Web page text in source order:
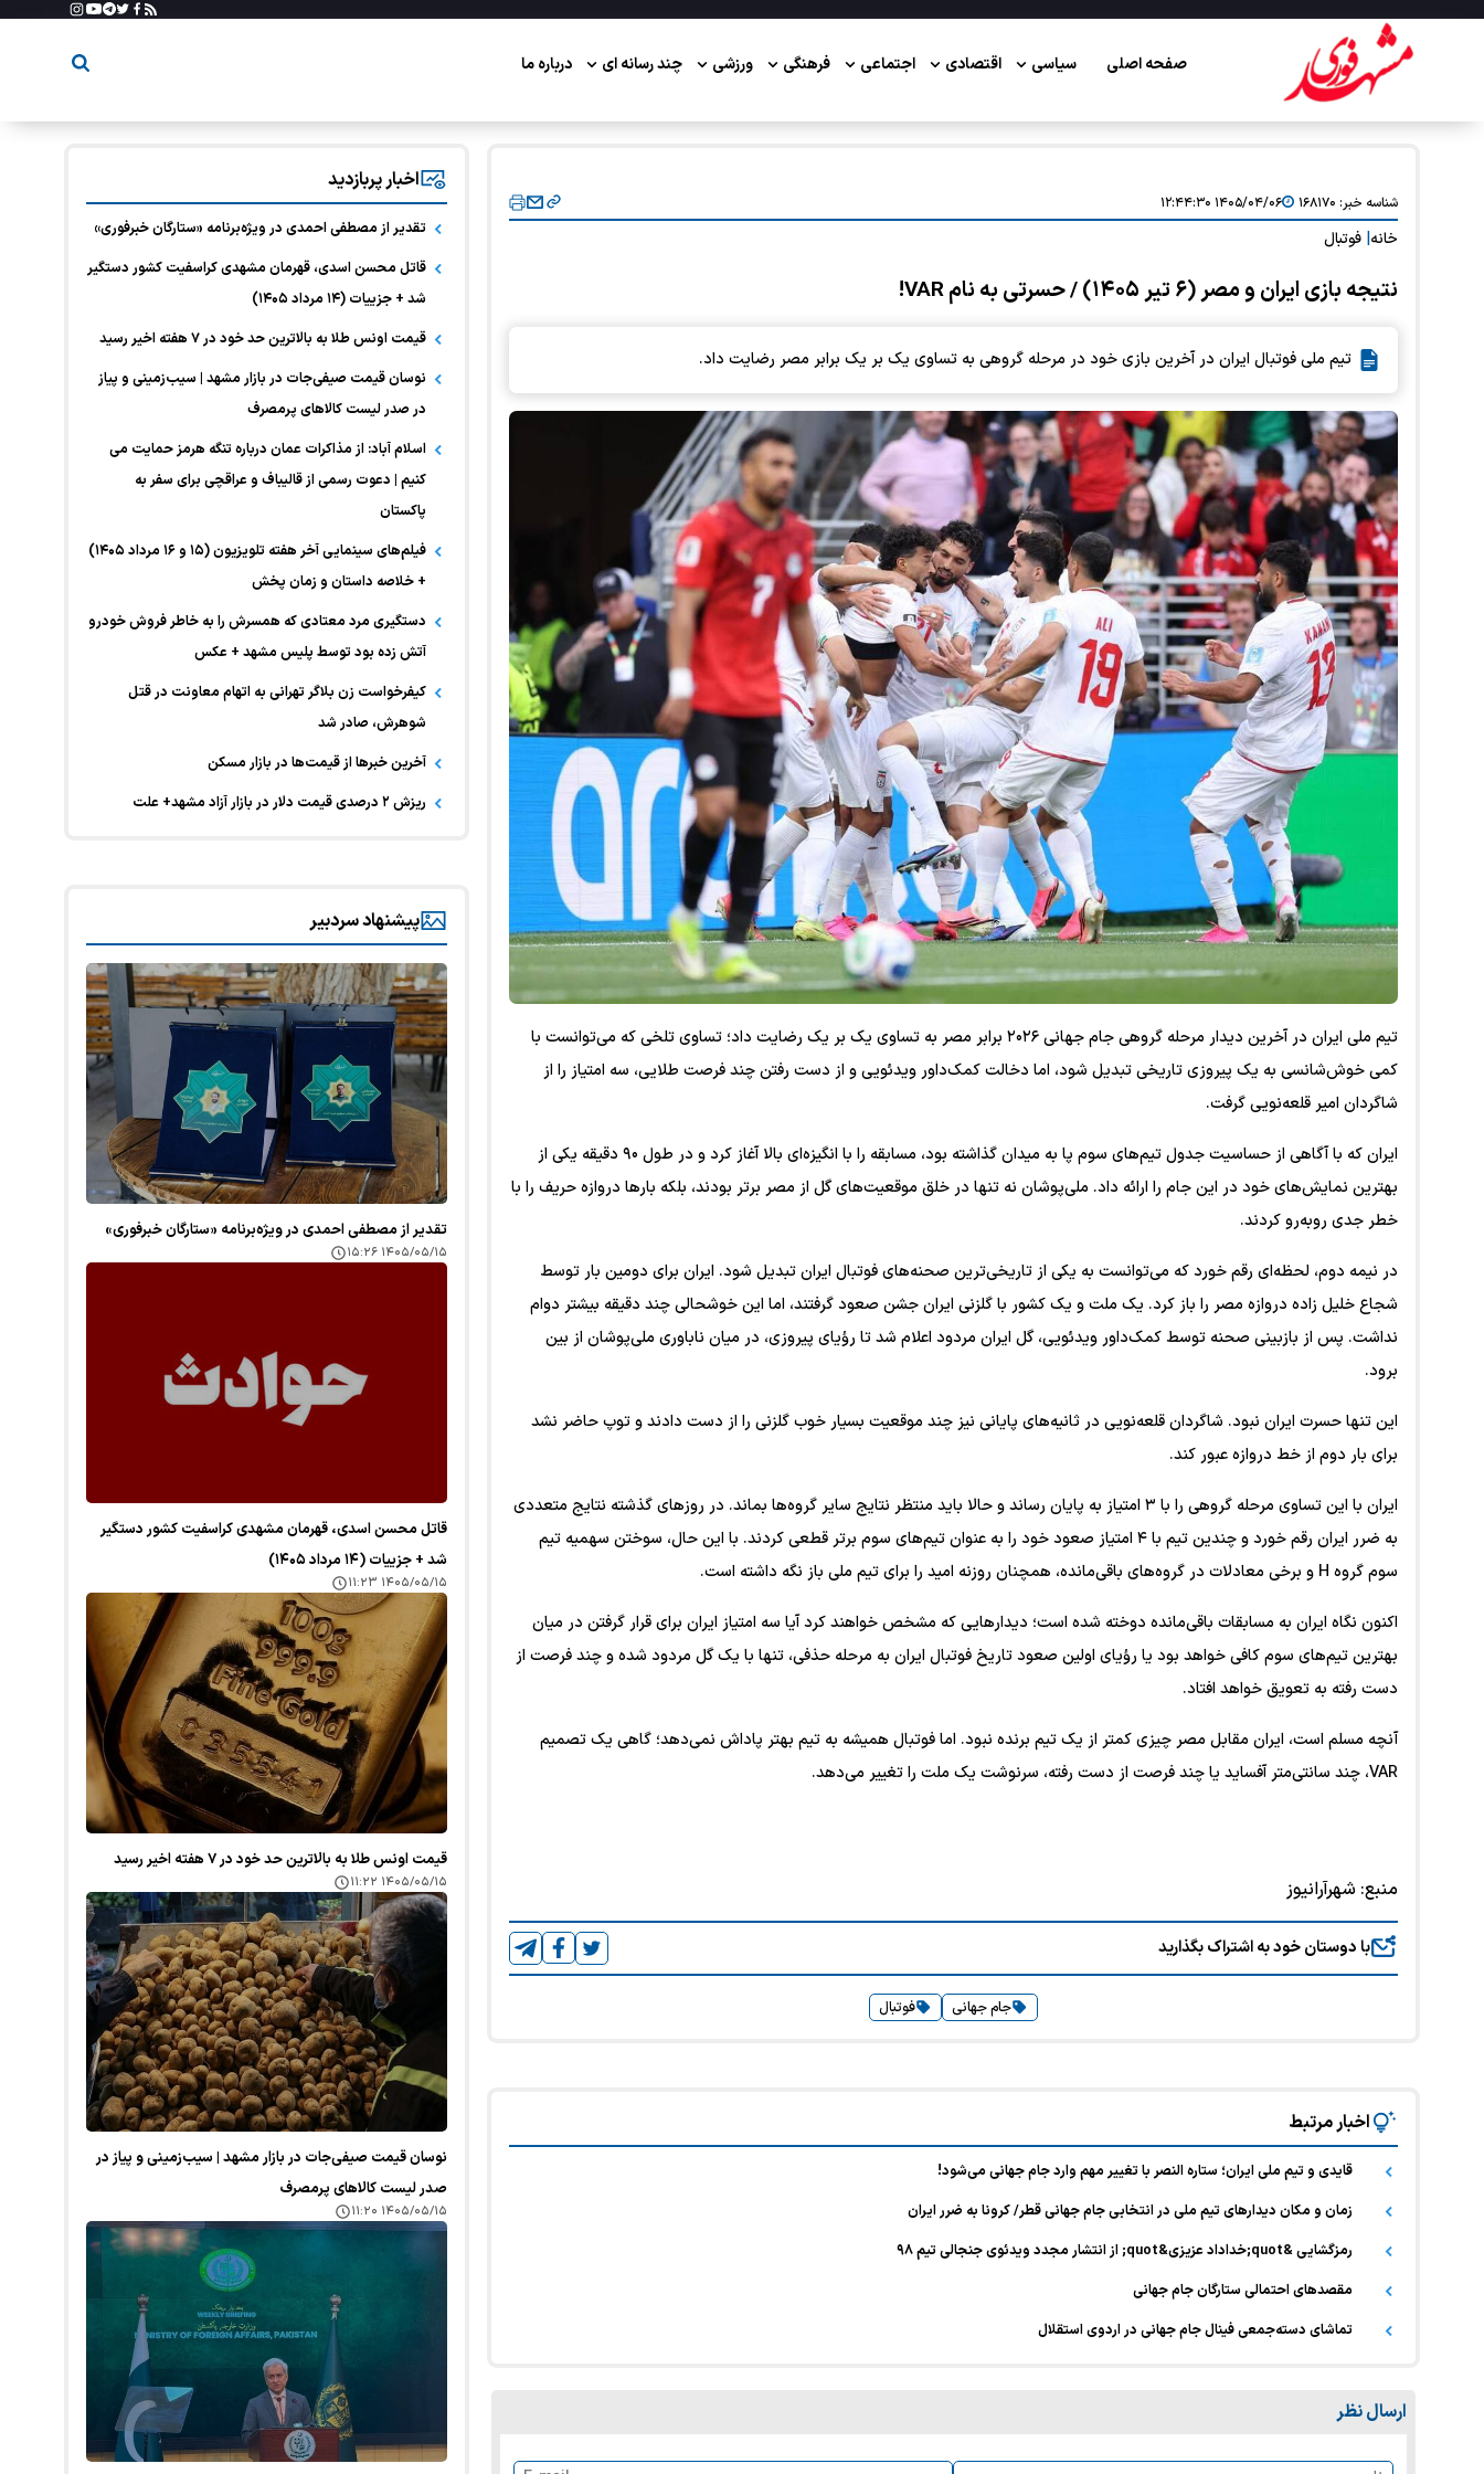
صفحه اصلی سیاسی اقتصادی اجتماعی فرهنگی ورزشی چند رسانه ای درباره ما
شناسه خبر: ۱۶۸۱۷۰ ۱۴۰۵/۰۴/۰۶ ۱۲:۴۴:۳۰
خانه فوتبال
نتیجه بازی ایران و مصر (۶ تیر ۱۴۰۵) / حسرتی به نام VAR!
تیم ملی فوتبال ایران در آخرین بازی خود در مرحله گروهی به تساوی یک بر یک برابر مصر رضایت داد.
تیم ملی ایران در آخرین دیدار مرحله گروهی جام جهانی ۲۰۲۶ برابر مصر به تساوی یک بر یک رضایت داد؛ تساوی تلخی که می‌توانست با
کمی خوش‌شانسی به یک پیروزی تاریخی تبدیل شود، اما دخالت کمک‌داور ویدئویی و از دست رفتن چند فرصت طلایی، سه امتیاز را از
شاگردان امیر قلعه‌نویی گرفت.
ایران که با آگاهی از حساسیت جدول تیم‌های سوم پا به میدان گذاشته بود، مسابقه را با انگیزه‌ای بالا آغاز کرد و در طول ۹۰ دقیقه یکی از
بهترین نمایش‌های خود در این جام را ارائه داد. ملی‌پوشان نه تنها در خلق موقعیت‌های گل از مصر برتر بودند، بلکه بار‌ها دروازه حریف را با
خطر جدی روبه‌رو کردند.
در نیمه دوم، لحظه‌ای رقم خورد که می‌توانست به یکی از تاریخی‌ترین صحنه‌های فوتبال ایران تبدیل شود. ایران برای دومین بار توسط
شجاع خلیل زاده دروازه مصر را باز کرد. یک ملت و یک کشور با گلزنی ایران جشن صعود گرفتند، اما این خوشحالی چند دقیقه بیشتر دوام
نداشت. پس از بازبینی صحنه توسط کمک‌داور ویدئویی، گل ایران مردود اعلام شد تا رؤیای پیروزی، در میان ناباوری ملی‌پوشان از بین
برود.
این تنها حسرت ایران نبود. شاگردان قلعه‌نویی در ثانیه‌های پایانی نیز چند موقعیت بسیار خوب گلزنی را از دست دادند و توپ حاضر نشد
برای بار دوم از خط دروازه عبور کند.
ایران با این تساوی مرحله گروهی را با ۳ امتیاز به پایان رساند و حالا باید منتظر نتایج سایر گروه‌ها بماند. در روز‌های گذشته نتایج متعددی
به ضرر ایران رقم خورد و چندین تیم با ۴ امتیاز صعود خود را به عنوان تیم‌های سوم برتر قطعی کردند. با این حال، سوختن سهمیه تیم
سوم گروه H و برخی معادلات در گروه‌های باقی‌مانده، همچنان روزنه امید را برای تیم ملی باز نگه داشته است.
اکنون نگاه ایران به مسابقات باقی‌مانده دوخته شده است؛ دیدار‌هایی که مشخص خواهند کرد آیا سه امتیاز ایران برای قرار گرفتن در میان
بهترین تیم‌های سوم کافی خواهد بود یا رؤیای اولین صعود تاریخ فوتبال ایران به مرحله حذفی، تنها با یک گل مردود شده و چند فرصت از
دست رفته به تعویق خواهد افتاد.
آنچه مسلم است، ایران مقابل مصر چیزی کمتر از یک تیم برنده نبود. اما فوتبال همیشه به تیم بهتر پاداش نمی‌دهد؛ گاهی یک تصمیم
VAR، چند سانتی‌متر آفساید یا چند فرصت از دست رفته، سرنوشت یک ملت را تغییر می‌دهد.
منبع: شهرآرانیوز
با دوستان خود به اشتراک بگذارید
جام جهانی فوتبال
اخبار مرتبط
قایدی و تیم ملی ایران؛ ستاره النصر با تغییر مهم وارد جام جهانی می‌شود!
زمان و مکان دیدارهای تیم ملی در انتخابی جام جهانی قطر/ کرونا به ضرر ایران
رمزگشایی &quot;خداداد عزیزی&quot; از انتشار مجدد ویدئوی جنجالی تیم ۹۸
مقصدهای احتمالی ستارگان جام جهانی
تماشای دسته‌جمعی فینال جام جهانی در اردوی استقلال
ارسال نظر
اخبار پربازدید
تقدیر از مصطفی احمدی در ویژه‌برنامه «ستارگان خبرفوری»
قاتل محسن اسدی، قهرمان مشهدی کراسفیت کشور دستگیر
شد + جزییات (۱۴ مرداد ۱۴۰۵)
قیمت اونس طلا به بالاترین حد خود در ۷ هفته اخیر رسید
نوسان قیمت صیفی‌جات در بازار مشهد | سیب‌زمینی و پیاز
در صدر لیست کالا‌های پرمصرف
اسلام آباد: از مذاکرات عمان درباره تنگه هرمز حمایت می
کنیم | دعوت رسمی از قالیباف و عراقچی برای سفر به
پاکستان
فیلم‌های سینمایی آخر هفته تلویزیون (۱۵ و ۱۶ مرداد ۱۴۰۵)
+ خلاصه داستان و زمان پخش
دستگیری مرد معتادی که همسرش را به خاطر فروش خودرو
آتش زده بود توسط پلیس مشهد + عکس
کیفرخواست زن بلاگر تهرانی به اتهام معاونت در قتل
شوهرش، صادر شد
آخرین خبر‌ها از قیمت‌ها در بازار مسکن
ریزش ۲ درصدی قیمت دلار در بازار آزاد مشهد+ علت
پیشنهاد سردبیر
تقدیر از مصطفی احمدی در ویژه‌برنامه «ستارگان خبرفوری»
۱۴۰۵/۰۵/۱۵ ۱۵:۲۶
قاتل محسن اسدی، قهرمان مشهدی کراسفیت کشور دستگیر
شد + جزییات (۱۴ مرداد ۱۴۰۵)
۱۴۰۵/۰۵/۱۵ ۱۱:۲۳
قیمت اونس طلا به بالاترین حد خود در ۷ هفته اخیر رسید
۱۴۰۵/۰۵/۱۵ ۱۱:۲۲
نوسان قیمت صیفی‌جات در بازار مشهد | سیب‌زمینی و پیاز در
صدر لیست کالا‌های پرمصرف
۱۴۰۵/۰۵/۱۵ ۱۱:۲۰